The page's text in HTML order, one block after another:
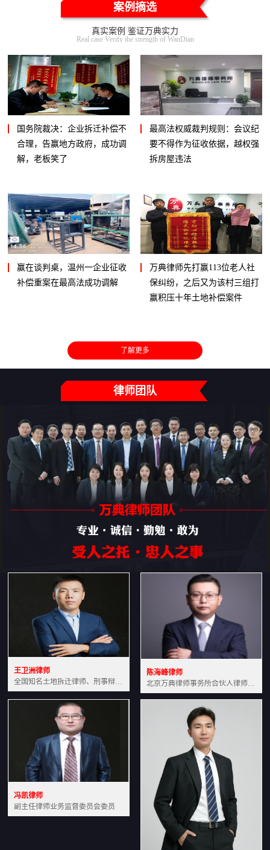
案例摘选
真实案例 鉴证万典实力
Real case Verify the strength of WanDian
国务院裁决：企业拆迁补偿不
合理，告赢地方政府，成功调
解，老板笑了
最高法权威裁判规则：会议纪
要不得作为征收依据，越权强
拆房屋违法
赢在谈判桌，温州一企业征收
补偿重案在最高法成功调解
万典律师先打赢113位老人社
保纠纷，之后又为该村三组打
赢积压十年土地补偿案件
了解更多
律师团队
王卫洲律师
全国知名土地拆迁律师、刑事辩护律师北京万典律师事务所主任中国法学会会员北京市行政法研究会理事
陈海峰律师
北京万典律师事务所合伙人律师土地房产专业资深律师
冯凯律师
副主任律师业务监督委员会委员